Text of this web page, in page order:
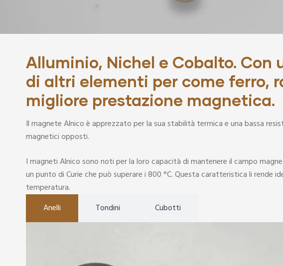
Alluminio, Nichel e Cobalto. Con
di altri elementi per come ferro,
migliore prestazione magnetica.
Il magnete Alnico è apprezzato per la sua stabilità termica e una bassa
magnetici opposti.
I magneti Alnico sono noti per la loro capacità di mantenere il campo
un punto di Curie che può superare i 800 °C. Questa caratteristica li rende
temperatura.
Anelli
Tondini Cubotti